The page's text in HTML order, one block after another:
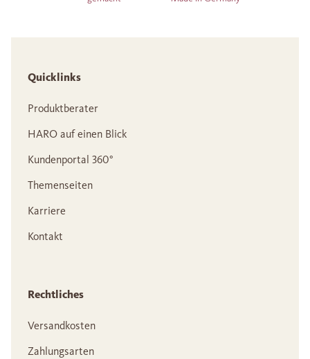
Quicklinks
Produktberater
HARO auf einen Blick
Kundenportal 360°
Themenseiten
Karriere
Kontakt
Rechtliches
Versandkosten
Zahlungsarten